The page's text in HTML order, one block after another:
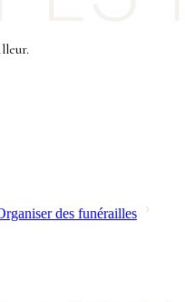
des funérailles